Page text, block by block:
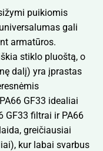
puikiomis
gali
armatūros.
stiklo pluoštą, o
dalį) yra įprastas
GF33 idealiai
GF33 filtrai ir PA66
greičiausiai
kur labai svarbus